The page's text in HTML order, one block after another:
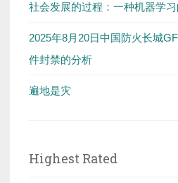
社会发展的过程：一种机器学习
2025年8月20日中国防火长城
件封禁的分析
遍地是灾
Highest Rated